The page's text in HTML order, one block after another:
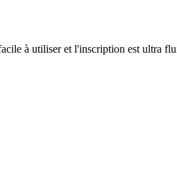
à utiliser et l'inscription est ultra